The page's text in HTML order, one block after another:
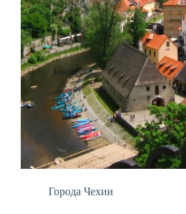
Города Чехии